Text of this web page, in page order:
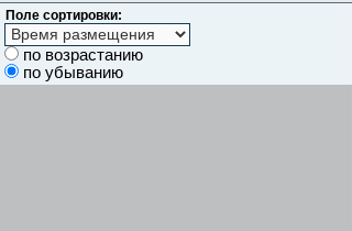
Поле сортировки:
по возрастанию
по убыванию